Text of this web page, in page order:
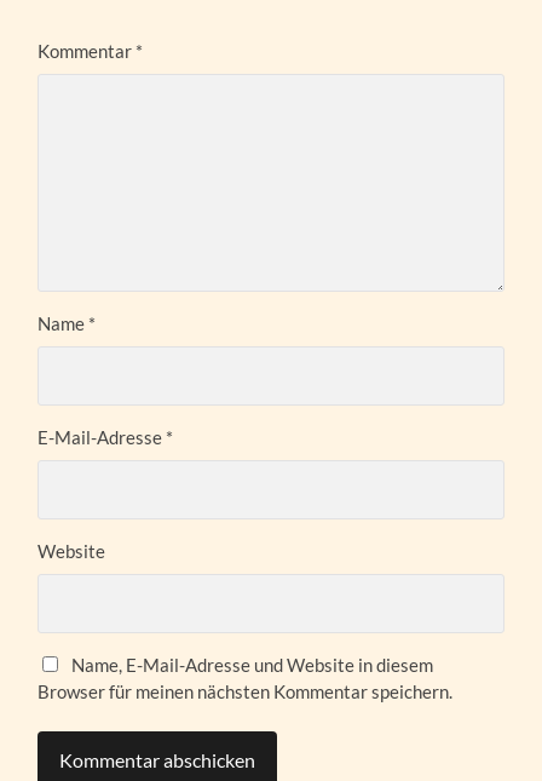
Kommentar *
Name *
E-Mail-Adresse *
Website
Name, E-Mail-Adresse und Website in diesem
Browser für meinen nächsten Kommentar speichern.